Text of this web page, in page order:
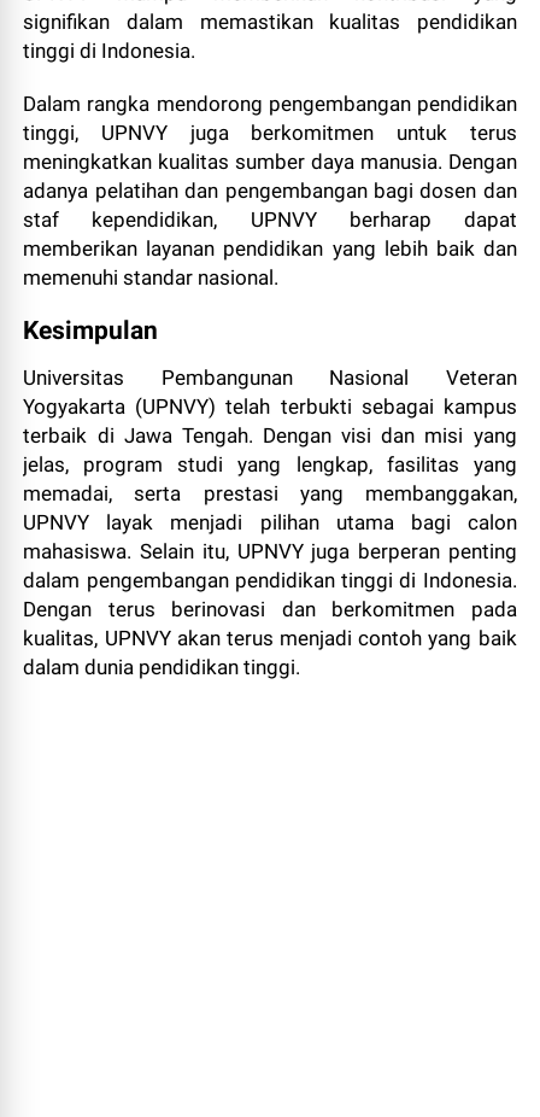
signifikan dalam memastikan kualitas pendidikan
tinggi di Indonesia.
Dalam rangka mendorong pengembangan pendidikan
tinggi, UPNVY juga berkomitmen untuk terus
meningkatkan kualitas sumber daya manusia. Dengan
adanya pelatihan dan pengembangan bagi dosen dan
staf kependidikan, UPNVY berharap dapat
memberikan layanan pendidikan yang lebih baik dan
memenuhi standar nasional.
Kesimpulan
Universitas Pembangunan Nasional Veteran
Yogyakarta (UPNVY) telah terbukti sebagai kampus
terbaik di Jawa Tengah. Dengan visi dan misi yang
jelas, program studi yang lengkap, fasilitas yang
memadai, serta prestasi yang membanggakan,
UPNVY layak menjadi pilihan utama bagi calon
mahasiswa. Selain itu, UPNVY juga berperan penting
dalam pengembangan pendidikan tinggi di Indonesia.
Dengan terus berinovasi dan berkomitmen pada
kualitas, UPNVY akan terus menjadi contoh yang baik
dalam dunia pendidikan tinggi.